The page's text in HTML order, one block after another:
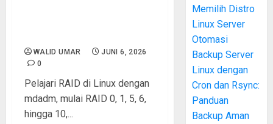
WALID UMAR
JUNI 6, 2026
0
Pelajari RAID di Linux dengan
mdadm, mulai RAID 0, 1, 5, 6,
hingga 10,...
Memilih Distro
Linux Server
Otomasi
Backup Server
Linux dengan
Cron dan Rsync:
Panduan
Backup Aman